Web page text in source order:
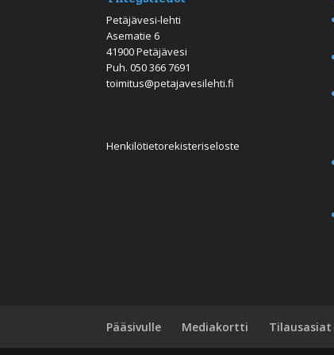
Petäjävesi-lehti
Asematie 6
41900 Petäjävesi
Puh.050 366 7691
toimitus@petajavesilehti.fi
Henkilötietorekisteriseloste
Pääsivulle Mediakortti Tilausasiat